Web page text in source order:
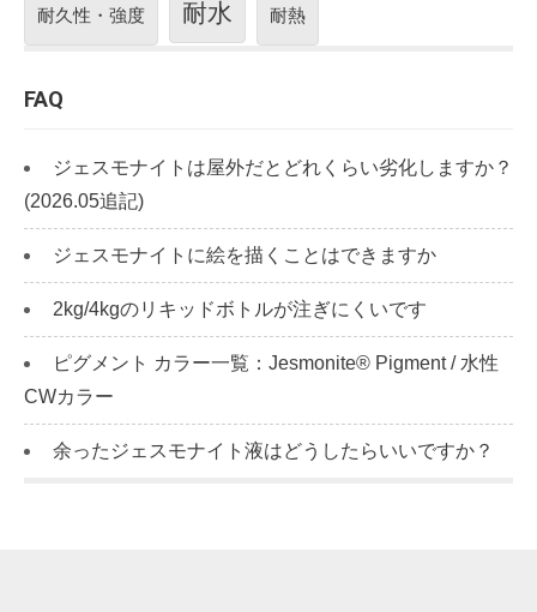
耐久性・強度 耐水 耐熱
FAQ
ジェスモナイトは屋外だとどれくらい劣化しますか？
(2026.05追記)
ジェスモナイトに絵を描くことはできますか
2kg/4kgのリキッドボトルが注ぎにくいです
ピグメント カラー一覧：Jesmonite® Pigment / 水性
CWカラー
余ったジェスモナイト液はどうしたらいいですか？